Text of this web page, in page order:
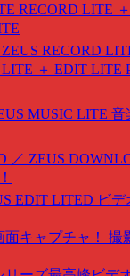
RECORD LITE
RECORD
LITE ＋ EDIT LITE
MUSIC LITE 音
／ ZEUS
EDIT LITED ビ
面キャプチャ！ 撮